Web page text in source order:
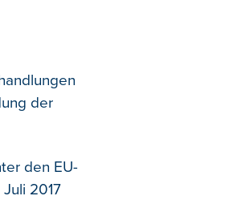
der
den EU-
2017